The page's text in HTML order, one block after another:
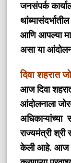
जनसंपर्क
आणि आपल्या
असा या
दिवा शहरात
आज दिवा
आंदोलनाला
अधिकाऱ्यांच्या
राज्यमंत्री श्री
केली आहे. आज